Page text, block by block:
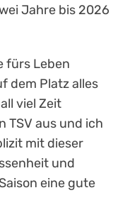
Jahre bis 2026
fürs Leben
dem Platz alles
viel Zeit
TSV aus und ich
mit dieser
und
eine gute